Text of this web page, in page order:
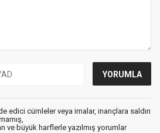
edici cümleler veya imalar, inançlara saldırı
ve büyük harflerle yazılmış yorumlar